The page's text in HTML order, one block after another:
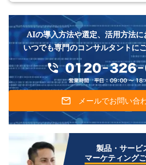
AIの導入方法や選定、活用方法に
いつでも専門のコンサルタントに
メールでお問い合
製品・サービ
マーケティング